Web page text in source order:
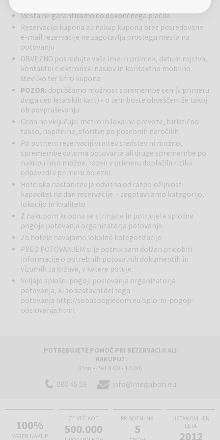
Mesta ne garantiramo do dokončnega plačila
Rezervacija kupona ali nakup kupona brez posredovane
e-mail rezervacije ne zagotavlja prostega mesta na
potovanju
OBVEZNO posredujte vaše ime in priimek, datum rojstva,
kontaktni elektronski naslov in kontaktno mobilno
številko ter šifro kupona
POZOR: dopuščamo možnost spremembe cen (v primeru
dviga cen letalskih kart) - o tem boste obveščeni že takoj
ob povpraševanju
Cena ne vključuje: metro in lokalne prevoze, turistično
takso, napitnine, storitve po posebnih naročilih
Po potrjeni rezervaciji vrnitev sredstev ni možno,
spremembe datuma potovanja ali druge spremembe po
nakupu niso možne, razen v primeru doplačila rizika
odpovedi v primeru bolezni
Hotelska nastanitev je odvisna od razpoložljivosti
kapacitet na dan rezervacije - zagotavljamo kategorijo,
lokacijo in kvaliteto
Z nakupom kupona se strinjate in potrjujete splošne
pogoje potovanja organizatorja potovanja
Za hotele navajamo lokalno kategorizacijo
PRED POTOVANJEM si je potnik sam dolžan pridobiti
informacije o potrebnih potovalnih dokumentih in
vizumih za države, v katere potuje.
Veljajo splošni pogoji poslovanja organizatorja
potovanja, ki so sestavni del tega
potovanja http://sobaspogledom.eu/splo-ni-pogoji-
poslovanja.html
POTREBUJETE POMOČ PRI REZERVACIJI ALI
NAKUPU?
(Pon - Pet 8.00 - 17.00)
080 45 59 info@megabon.eu
100%
VAREN NAKUP
ŽE VEČ KOT
500.000
PRISOTNI NA
5
USTANOVLJEN
LETA
2012